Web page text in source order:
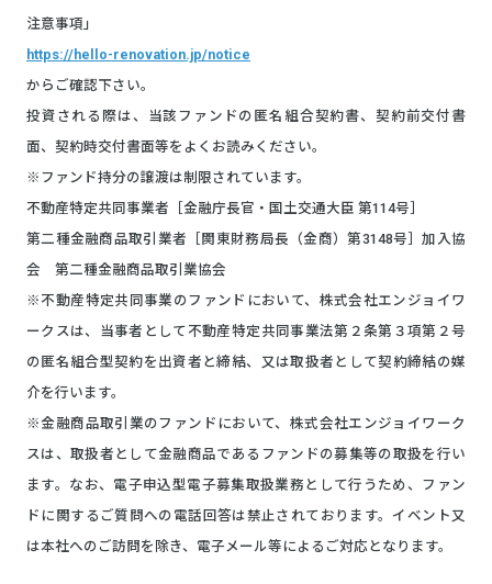
注意事項」
https://hello-renovation.jp/notice
からご確認下さい。
投資される際は、当該ファンドの匿名組合契約書、契約前交付書
面、契約時交付書面等をよくお読みください。
※ファンド持分の譲渡は制限されています。
不動産特定共同事業者［金融庁長官・国土交通大臣 第114号］
第二種金融商品取引業者［関東財務局長（金商）第3148号］加入協
会 第二種金融商品取引業協会
※不動産特定共同事業のファンドにおいて、株式会社エンジョイワ
ークスは、当事者として不動産特定共同事業法第２条第３項第２号
の匿名組合型契約を出資者と締結、又は取扱者として契約締結の媒
介を行います。
※金融商品取引業のファンドにおいて、株式会社エンジョイワーク
スは、取扱者として金融商品であるファンドの募集等の取扱を行い
ます。なお、電子申込型電子募集取扱業務として行うため、ファン
ドに関するご質問への電話回答は禁止されております。イベント又
は本社へのご訪問を除き、電子メール等によるご対応となります。